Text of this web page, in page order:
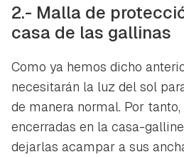
2.- Malla de
casa de las gallinas
Como ya hemos dicho
necesitarán la luz del sol
de manera normal. Por
encerradas en la casa-
dejarlas acampar a sus